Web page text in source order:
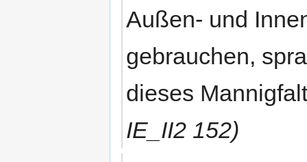
Außen- und
gebrauchen,
dieses
IE_II2 152)